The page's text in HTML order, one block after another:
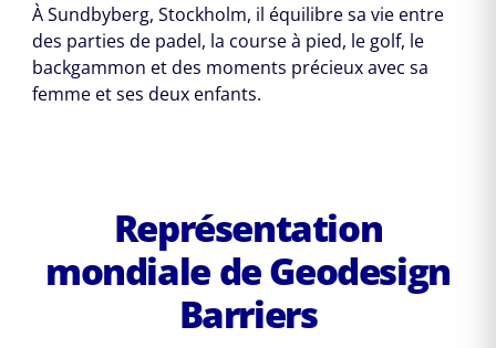
À Sundbyberg, Stockholm, il équilibre sa vie entre
des parties de padel, la course à pied, le golf, le
backgammon et des moments précieux avec sa
femme et ses deux enfants.
Représentation
mondiale de Geodesign
Barriers